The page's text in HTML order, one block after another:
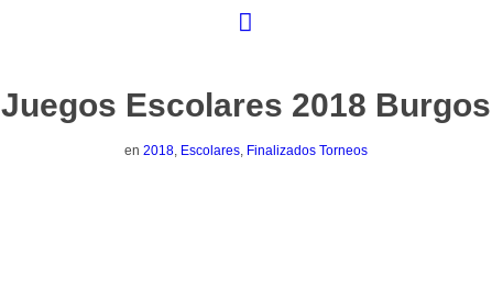
Juegos Escolares 2018 Burgos
en 2018, Escolares, Finalizados Torneos